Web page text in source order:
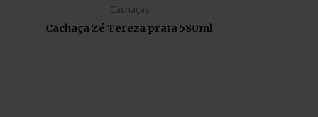
Cachaças
Cachaça Zé Tereza prata 580ml